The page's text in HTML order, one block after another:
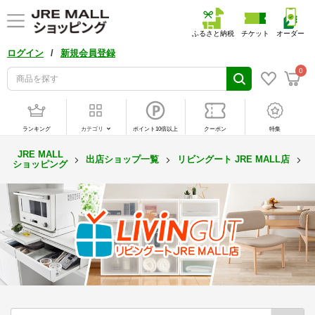
ログイン / 新規会員登録
0
ふるさと納税 チケット オーダー
ランキング カテゴリ ポイント10倍以上 クーポン 特集
JRE MALL
ショッピング
出店ショップ一覧 リビングート JRE MALL店